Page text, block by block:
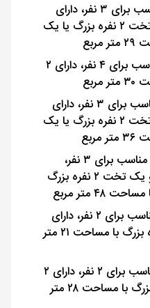
مناسب برای ۳ نفر، دارای
یک تخت یک نفره و یک تخت ۲ نفره بزرگ یا یک
مناسب برای ۴ نفر، دارای ۲
مناسب برای ۳ نفر، دارای
یک تخت یک نفره و یک تخت ۲ نفره بزرگ یا یک
مناسب برای ۳ نفر،
دارای یک تخت یک نفره و یک تخت ۲ نفره بزرگ
مناسب برای ۲ نفر، دارای
یک تخت ۲ نفره فوق‌العاده بزرگ با مساحت ۲۱ متر
مناسب برای ۲ نفر، دارای ۲
تخت یک نفره فوق‌العاده بزرگ با مساحت ۲۸ متر